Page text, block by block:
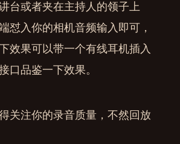
台或者夹在主持人的领子上
怼入你的相机音频输入即可，
效果可以带一个有线耳机插入
口品鉴一下效果。
关注你的录音质量，不然回放